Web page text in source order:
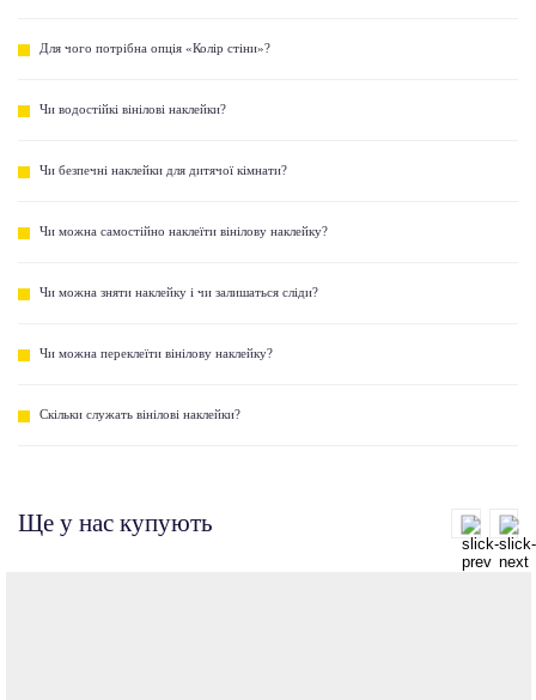
Для чого потрібна опція «Колір стіни»?
Чи водостійкі вінілові наклейки?
Чи безпечні наклейки для дитячої кімнати?
Чи можна самостійно наклеїти вінілову наклейку?
Чи можна зняти наклейку і чи залишаться сліди?
Чи можна переклеїти вінілову наклейку?
Скільки служать вінілові наклейки?
Ще у нас купують